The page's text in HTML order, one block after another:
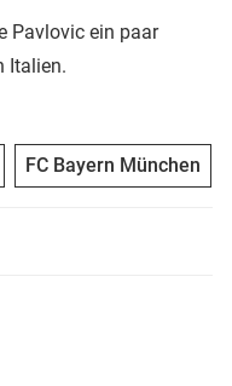
Pavlovic ein paar
Italien.
FC Bayern München